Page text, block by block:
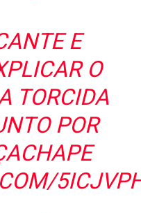
E
O
TORCIDA
POR